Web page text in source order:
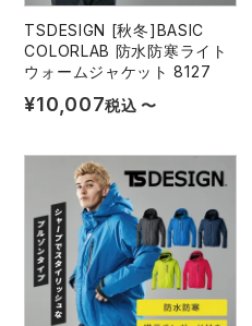
TSDESIGN [秋冬]BASIC
COLORLAB 防水防寒ライト
ウォームジャケット 8127
¥10,007税込 〜